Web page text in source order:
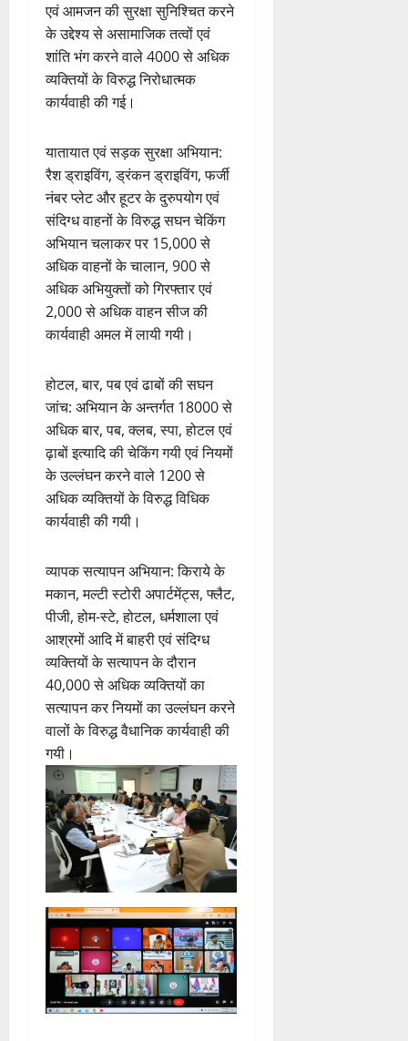
एवं आमजन की सुरक्षा सुनिश्चित करने
के उद्देश्य से असामाजिक तत्वों एवं
शांति भंग करने वाले 4000 से अधिक
व्यक्तियों के विरुद्ध निरोधात्मक
कार्यवाही की गई।
यातायात एवं सड़क सुरक्षा अभियान:
रैश ड्राइविंग, ड्रंकन ड्राइविंग, फर्जी
नंबर प्लेट और हूटर के दुरुपयोग एवं
संदिग्ध वाहनों के विरुद्ध सघन चेकिंग
अभियान चलाकर पर 15,000 से
अधिक वाहनों के चालान, 900 से
अधिक अभियुक्तों को गिरफ्तार एवं
2,000 से अधिक वाहन सीज की
कार्यवाही अमल में लायी गयी।
होटल, बार, पब एवं ढाबों की सघन
जांच: अभियान के अन्तर्गत 18000 से
अधिक बार, पब, क्लब, स्पा, होटल एवं
ढ़ाबों इत्यादि की चेकिंग गयी एवं नियमों
के उल्लंघन करने वाले 1200 से
अधिक व्यक्तियों के विरुद्ध विधिक
कार्यवाही की गयी।
व्यापक सत्यापन अभियान: किराये के
मकान, मल्टी स्टोरी अपार्टमेंट्स, फ्लैट,
पीजी, होम-स्टे, होटल, धर्मशाला एवं
आश्रमों आदि में बाहरी एवं संदिग्ध
व्यक्तियों के सत्यापन के दौरान
40,000 से अधिक व्यक्तियों का
सत्यापन कर नियमों का उल्लंघन करने
वालों के विरुद्ध वैधानिक कार्यवाही की
गयी।